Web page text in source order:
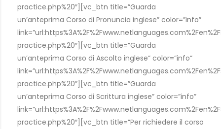
practice.php%20″][vc_btn title=”Guarda
un’anteprima Corso di Pronuncia inglese” color=”info”
practice.php%20″][vc_btn title=”Guarda
un’anteprima Corso di Ascolto inglese” color=”info”
practice.php%20″][vc_btn title=”Guarda
un’anteprima Corso di Scrittura inglese” color=”info”
practice.php%20″][vc_btn title=”Per richiedere il corso